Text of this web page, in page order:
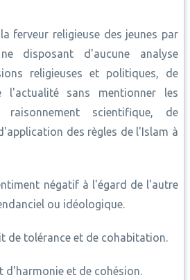
ferveur religieuse des jeunes par
disposant d'aucune analyse
religieuses et politiques, de
l'actualité sans mentionner les
scientifique, de
des règles de l'Islam à
négatif à l'égard de l'autre
ou idéologique.
de tolérance et de cohabitation.
d'harmonie et de cohésion.